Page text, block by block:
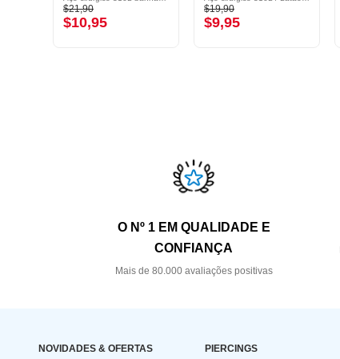
$21,90
$10,95
$19,90
$9,95
O Nº 1 EM QUALIDADE E
CONFIANÇA
Mais de 80.000 avaliações positivas
NOVIDADES & OFERTAS PIERCINGS